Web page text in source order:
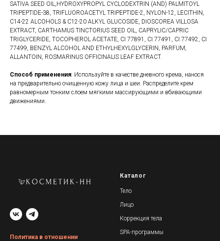
SATIVA SEED OIL,HYDROXYPROPYL CYCLODEXTRIN (AND) PALMITOYL
TRIPEPTIDE-38, TRIFLUOROACETYL TRIPEPTIDE-2, NYLON-12, LECITHIN,
C14-22 ALCOHOLS & C12-20 ALKYL GLUCOSIDE, DIOSCOREA VILLOSA
EXTRACT, CARTHAMUS TINCTORIUS SEED OIL, CAPRYLIC/CAPRIC
TRIGLYCERIDE, TOCOPHEROL ACETATE, CI 77891, CI 77491, CI 77492, CI
77499, BENZYL ALCOHOL AND ETHYLHEXYLGLYCERIN, PARFUM,
ALLANTOIN, ROSMARINUS OFFICINALIS LEAF EXTRACT.
Способ применения: Используйте в качестве дневного крема, нанося
на предварительно очищенную кожу лица и шеи. Распределите крем
равномерным тонким слоем мягкими массирующими и вбивающими
движениями.
Политика в отношении
Каталог
Тело
Лицо
Коррекция тела
SPA-программы